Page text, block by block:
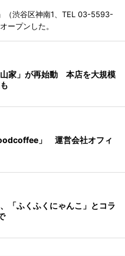
（渋谷区神南1、TEL 03-5593-
ープンした。
家」が再始動 本店を大規模
」 運営会社オフィ
「ふくふくにゃんこ」とコラ